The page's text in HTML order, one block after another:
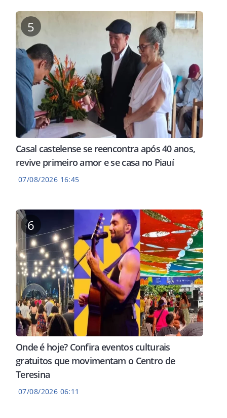
5
Casal castelense se reencontra após 40 anos,
revive primeiro amor e se casa no Piauí
07/08/2026 16:45
6
Onde é hoje? Confira eventos culturais
gratuitos que movimentam o Centro de
Teresina
07/08/2026 06:11